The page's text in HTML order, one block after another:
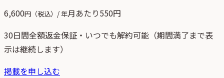
6,600円（税込）/ 年月あたり550円
30日間全額返金保証・いつでも解約可能（期間満了まで表
示は継続します）
掲載を申し込む